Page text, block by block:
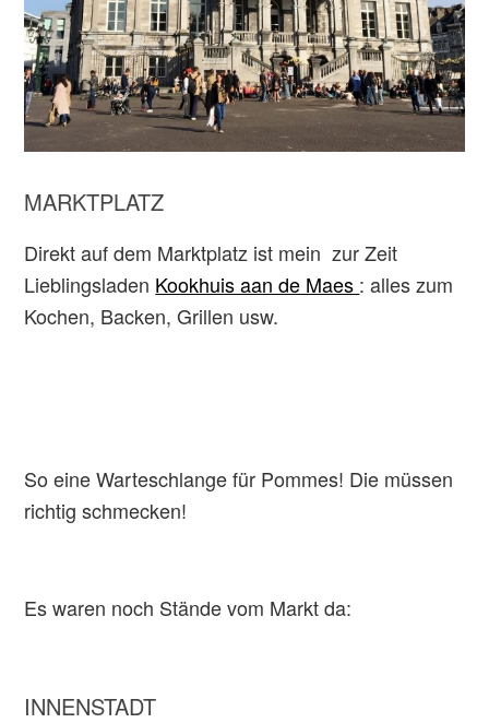
MARKTPLATZ
Direkt auf dem Marktplatz ist mein zur Zeit
Lieblingsladen Kookhuis aan de Maes : alles zum
Kochen, Backen, Grillen usw.
So eine Warteschlange für Pommes! Die müssen
richtig schmecken!
Es waren noch Stände vom Markt da:
INNENSTADT